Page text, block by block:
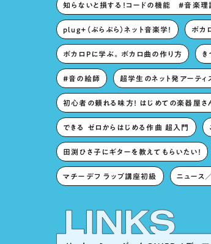
知らないと損する！コードの機能 #音楽理
plug+（ぷらぷら）ネット音楽学！ ボカ
ボカロPに学ぶ。ボカロ曲の作り方
#音の絵師 超学生のネット発アーティ
初心者の頼れる味方！ はじめての楽器屋さ
できる ゼロからはじめる作曲 超入門
田渕ひさ子にギターを教えてもらいたい！
マチーデフ ラップ講座初級 ニュース